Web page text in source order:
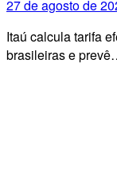
27 de agosto de
Itaú calcula tarifa
brasileiras e